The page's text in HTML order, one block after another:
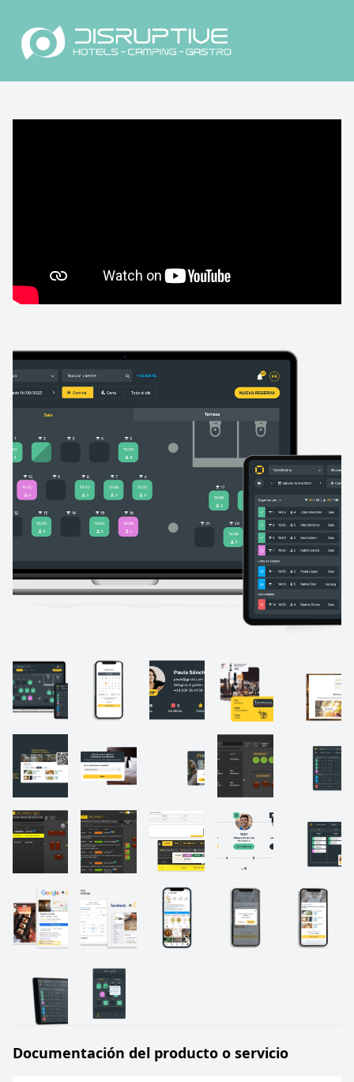
Documentación del producto o servicio